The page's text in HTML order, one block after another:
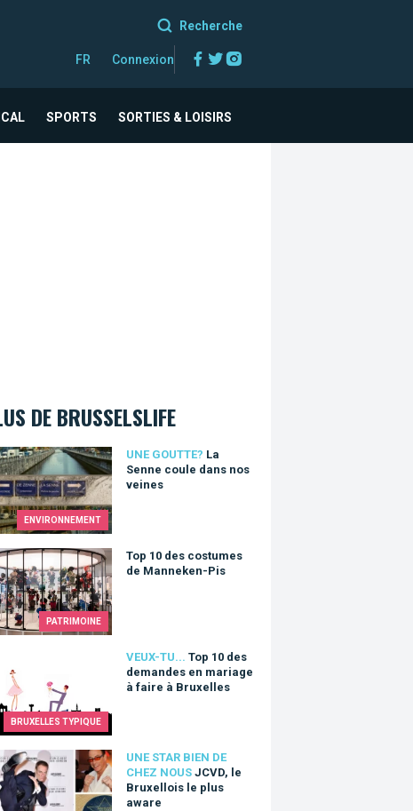
Recherche
FR Connexion Facebook
Twitter
SPORTS SORTIES & LOISIRS
DE BRUSSELSLIFE
ENVIRONNEMENT
UNE GOUTTE? La
Senne coule dans nos
veines
coule dans nos veines
PATRIMOINE
Top 10 des costumes
de Manneken-Pis
10 des costumes de Manneken-Pis
BRUXELLES TYPIQUE
VEUX-TU... Top 10 des
demandes en mariage
à faire à Bruxelles
10 des demandes en mariage à faire à Bruxelles
UNE STAR BIEN DE
CHEZ NOUS JCVD, le
Bruxellois le plus
aware
le Bruxellois le plus aware